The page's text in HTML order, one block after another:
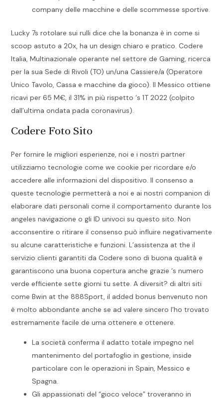
company delle macchine e delle scommesse sportive.
Lucky 7s rotolare sui rulli dice che la bonanza è in come si
scoop astuto a 20x, ha un design chiaro e pratico. Codere
Italia, Multinazionale operante nel settore de Gaming, ricerca
per la sua Sede di Rivoli (TO) un/una Cassiere/a (Operatore
Unico Tavolo, Cassa e macchine da gioco). Il Messico ottiene
ricavi per 65 M€, il 31% in più rispetto ‘s 1T 2022 (colpito
dall’ultima ondata pada coronavirus).
Codere Foto Sito
Per fornire le migliori esperienze, noi e i nostri partner
utilizziamo tecnologie come we cookie per ricordare e/o
accedere alle informazioni del dispositivo. Il consenso a
queste tecnologie permetterà a noi e ai nostri companion di
elaborare dati personali come il comportamento durante los
angeles navigazione o gli ID univoci su questo sito. Non
acconsentire o ritirare il consenso può influire negativamente
su alcune caratteristiche e funzioni. L’assistenza at the il
servizio clienti garantiti da Codere sono di buona qualità e
garantiscono una buona copertura anche grazie ‘s numero
verde efficiente sette giorni tu sette. A diversit? di altri siti
come Bwin at the 888Sport, il added bonus benvenuto non
è molto abbondante anche se ad valere sincero l’ho trovato
estremamente facile de uma ottenere e ottenere.
La società conferma il adatto totale impegno nel
mantenimento del portafoglio in gestione, inside
particolare con le operazioni in Spain, Messico e
Spagna.
Gli appassionati del “gioco veloce” troveranno in